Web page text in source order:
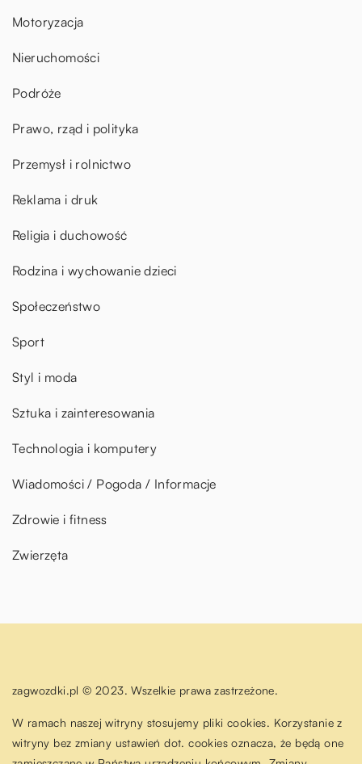
Motoryzacja
Nieruchomości
Podróże
Prawo, rząd i polityka
Przemysł i rolnictwo
Reklama i druk
Religia i duchowość
Rodzina i wychowanie dzieci
Społeczeństwo
Sport
Styl i moda
Sztuka i zainteresowania
Technologia i komputery
Wiadomości / Pogoda / Informacje
Zdrowie i fitness
Zwierzęta
zagwozdki.pl © 2023. Wszelkie prawa zastrzeżone.
W ramach naszej witryny stosujemy pliki cookies. Korzystanie z
witryny bez zmiany ustawień dot. cookies oznacza, że będą one